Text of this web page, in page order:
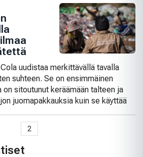
uudistaa merkittävällä tavalla
suhteen. Se on ensimmäinen
on sitoutunut keräämään talteen ja
juomapakkauksia kuin se käyttää
2